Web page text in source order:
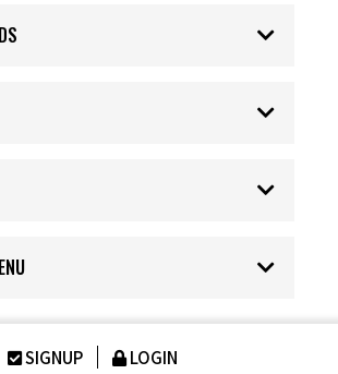
SIGNUP LOGIN